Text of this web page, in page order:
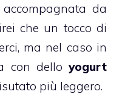
da
che un tocco di
ma nel caso in
con dello yogurt
più leggero.